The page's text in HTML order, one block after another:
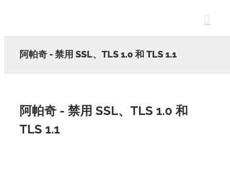
阿帕奇 - 禁用 SSL、TLS 1.0 和 TLS 1.1
阿帕奇 - 禁用 SSL、TLS 1.0 和
TLS 1.1